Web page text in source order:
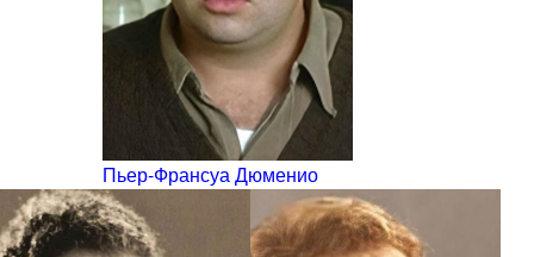
Пьер-Франсуа Дюменио